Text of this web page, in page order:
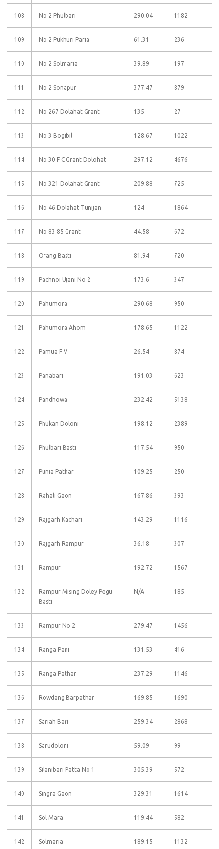
108 No 2 Phulbari 290.04 1182
109 No 2 Pukhuri Paria 61.31 236
110 No 2 Solmaria 39.89 197
111 No 2 Sonapur 377.47 879
112 No 267 Dolahat Grant 135 27
113 No 3 Bogibil 128.67 1022
114 No 30 F C Grant Dolohat 297.12 4676
115 No 321 Dolahat Grant 209.88 725
116 No 46 Dolahat Tunijan 124 1864
117 No 83 85 Grant 44.58 672
118 Orang Basti 81.94 720
119 Pachnoi Ujani No 2 173.6 347
120 Pahumora 290.68 950
121 Pahumora Ahom 178.65 1122
122 Pamua F V 26.54 874
123 Panabari 191.03 623
124 Pandhowa 232.42 5138
125 Phukan Doloni 198.12 2389
126 Phulbari Basti 117.54 950
127 Punia Pathar 109.25 250
128 Rahali Gaon 167.86 393
129 Rajgarh Kachari 143.29 1116
130 Rajgarh Rampur 36.18 307
131 Rampur 192.72 1567
132
Rampur Mising Doley Pegu
Basti
N/A 185
133 Rampur No 2 279.47 1456
134 Ranga Pani 131.53 416
135 Ranga Pathar 237.29 1146
136 Rowdang Barpathar 169.85 1690
137 Sariah Bari 259.34 2868
138 Sarudoloni 59.09 99
139 Silanibari Patta No 1 305.39 572
140 Singra Gaon 329.31 1614
141 Sol Mara 119.44 582
142 Solmaria 189.15 1132